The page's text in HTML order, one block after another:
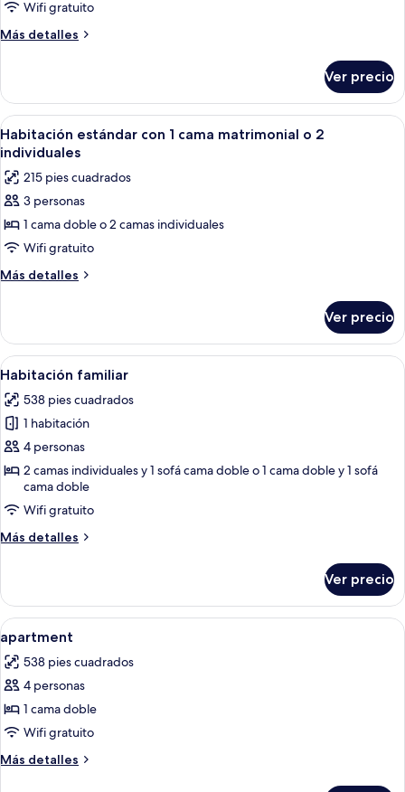
Habitación
individual
estándar
Wifi gratuito
Más detalles
Más
individual
estándar
Ver precio
Abrir
todas
las
fotos
de
Habitación
estándar
con
matrimonial
o
2
individuales
Ropa de cama de alta calidad y
5
Habitación estándar con 1 cama matrimonial o 2
individuales
215 pies cuadrados
3 personas
1 cama doble o 2 camas individuales
Wifi gratuito
Más detalles
Más
estándar
con
1
matrimonial
o
individuales
Ver precio
Abrir
todas
las
fotos
de
Habitación
familiar
4
Habitación familiar
538 pies cuadrados
1 habitación
4 personas
2 camas individuales y 1 sofá cama doble o 1 cama doble y 1 sofá
cama doble
Wifi gratuito
Más detalles
Más
familiar
Ver precio
Abrir
todas
las
fotos
de
apartment
Ropa de cama de alta calidad y
4
apartment
538 pies cuadrados
4 personas
1 cama doble
Wifi gratuito
Más detalles
Más